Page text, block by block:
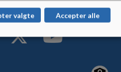
valgte Accepter alle